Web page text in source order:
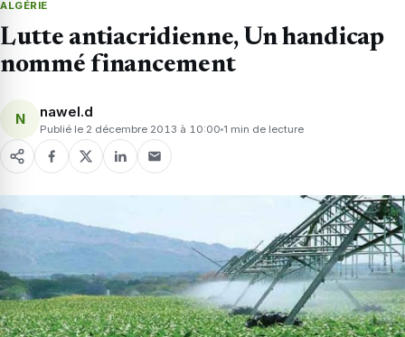
ALGÉRIE
Lutte antiacridienne, Un handicap
nommé financement
N nawel.d
Publié le 2 décembre 2013 à 10:00 1 min de lecture